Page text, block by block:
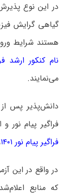
در این نوع
گیاهی گرایش
هستند شرایط
نام کنکور ارشد
می‌نمایند.
دانش‌پذیر پس
فراگیر پیام نور
فراگیر پیام نور ۱۴۰۱
در واقع در این
که منابع